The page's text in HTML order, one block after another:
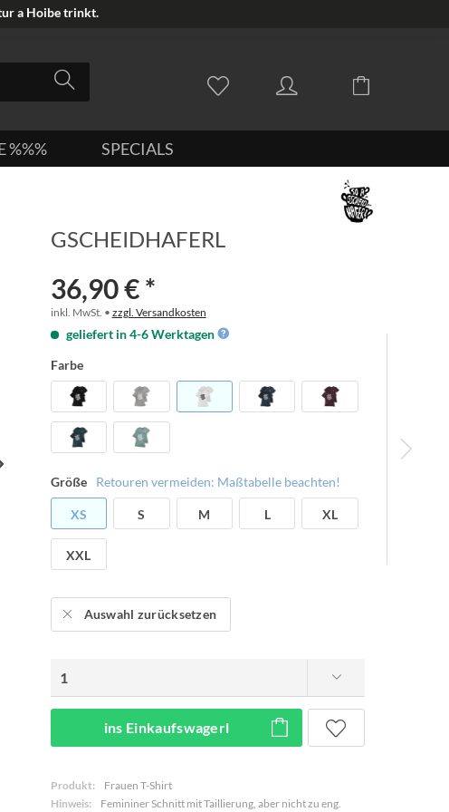
a Hoibe trinkt.
%%% SPECIALS
GSCHEIDHAFERL
36,90 € *
inkl. MwSt. • zzgl. Versandkosten
geliefert in 4-6 Werktagen
Farbe
Größe Retouren vermeiden: Maßtabelle beachten!
XS S M L XL
XXL
Auswahl zurücksetzen
ins Einkaufswagerl
Produkt:
Frauen T-Shirt
Hinweis:
Femininer Schnitt mit Taillierung, aber nicht zu eng.